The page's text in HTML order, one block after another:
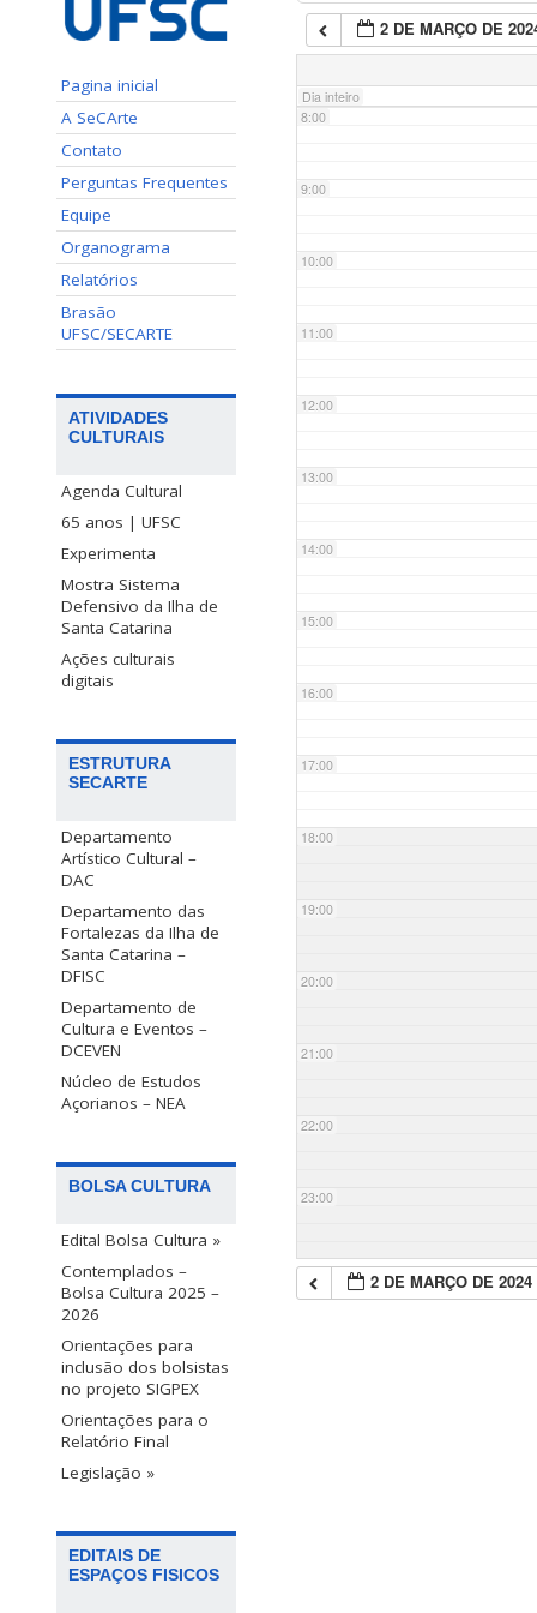
Pagina inicial
A SeCArte
Contato
Perguntas Frequentes
Equipe
Organograma
Relatórios
Brasão
UFSC/SECARTE
ATIVIDADES
CULTURAIS
Agenda Cultural
65 anos | UFSC
Experimenta
Mostra Sistema
Defensivo da Ilha de
Santa Catarina
Ações culturais
digitais
ESTRUTURA
SECARTE
Departamento
Artístico Cultural –
DAC
Departamento das
Fortalezas da Ilha de
Santa Catarina –
DFISC
Departamento de
Cultura e Eventos –
DCEVEN
Núcleo de Estudos
Açorianos – NEA
BOLSA CULTURA
Edital Bolsa Cultura »
Contemplados –
Bolsa Cultura 2025 –
2026
Orientações para
inclusão dos bolsistas
no projeto SIGPEX
Orientações para o
Relatório Final
Legislação »
EDITAIS DE
ESPAÇOS FISICOS
2 DE MARÇO DE
Dia inteiro
7:00
8:00
9:00
10:00
11:00
12:00
13:00
14:00
15:00
16:00
17:00
18:00
19:00
20:00
21:00
22:00
23:00
2 DE MARÇO DE 2024